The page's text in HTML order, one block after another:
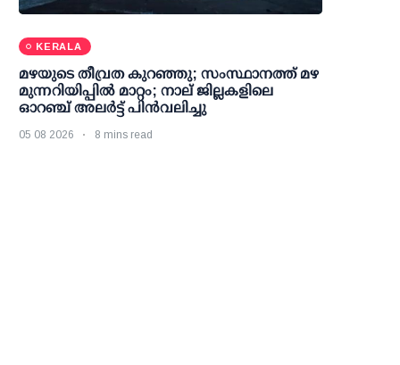
KERALA
മഴയുടെ തീവ്രത കുറഞ്ഞു; സംസ്ഥാനത്ത് മഴ
മുന്നറിയിപ്പിൽ മാറ്റം; നാല് ജില്ലകളിലെ
ഓറഞ്ച് അലർട്ട് പിൻവലിച്ചു
05 08 2026 8 mins read